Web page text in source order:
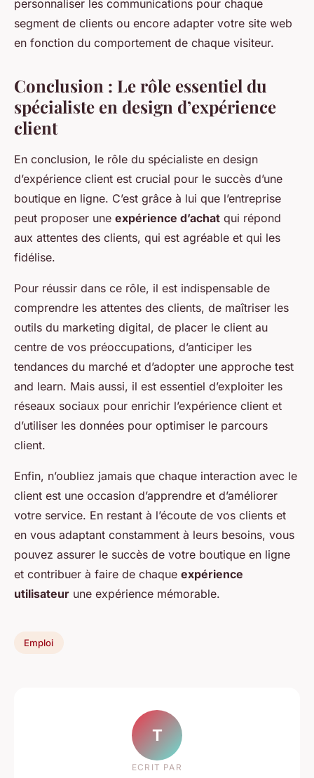
personnaliser les communications pour chaque
segment de clients ou encore adapter votre site web
en fonction du comportement de chaque visiteur.
Conclusion : Le rôle essentiel du
spécialiste en design d’expérience
client
En conclusion, le rôle du spécialiste en design
d’expérience client est crucial pour le succès d’une
boutique en ligne. C’est grâce à lui que l’entreprise
peut proposer une expérience d’achat qui répond
aux attentes des clients, qui est agréable et qui les
fidélise.
Pour réussir dans ce rôle, il est indispensable de
comprendre les attentes des clients, de maîtriser les
outils du marketing digital, de placer le client au
centre de vos préoccupations, d’anticiper les
tendances du marché et d’adopter une approche test
and learn. Mais aussi, il est essentiel d’exploiter les
réseaux sociaux pour enrichir l’expérience client et
d’utiliser les données pour optimiser le parcours
client.
Enfin, n’oubliez jamais que chaque interaction avec le
client est une occasion d’apprendre et d’améliorer
votre service. En restant à l’écoute de vos clients et
en vous adaptant constamment à leurs besoins, vous
pouvez assurer le succès de votre boutique en ligne
et contribuer à faire de chaque expérience
utilisateur une expérience mémorable.
Emploi
T
ECRIT PAR